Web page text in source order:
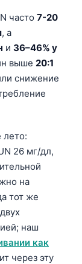
часто 7-20
, а
и 36–46% у
выше 20:1
снижение
лето:
26 мг/дл,
на
тот же
наш
как
через эту